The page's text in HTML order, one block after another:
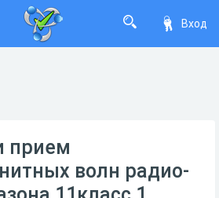
Вход
прием
волн радио-